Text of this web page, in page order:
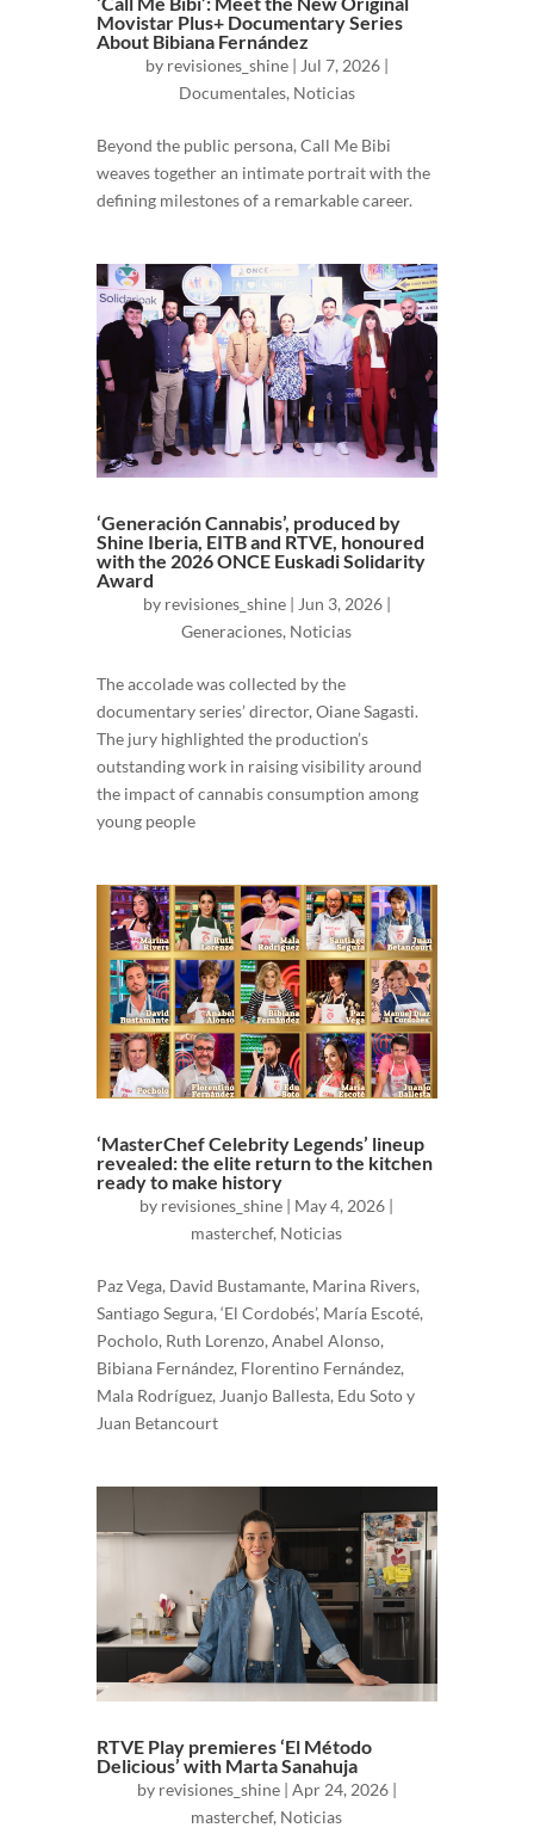
Movistar Plus+ Documentary Series
About Bibiana Fernández
by revisiones_shine| Jul 7, 2026|
Documentales, Noticias
Beyond the public persona, Call Me Bibi
weaves together an intimate portrait with the
defining milestones of a remarkable career.
‘Generación Cannabis’, produced by
Shine Iberia, EITB and RTVE, honoured
with the 2026 ONCE Euskadi Solidarity
Award
by revisiones_shine| Jun 3, 2026|
Generaciones, Noticias
The accolade was collected by the
documentary series’ director, Oiane Sagasti.
The jury highlighted the production’s
outstanding work in raising visibility around
the impact of cannabis consumption among
young people
‘MasterChef Celebrity Legends’ lineup
revealed: the elite return to the kitchen
ready to make history
by revisiones_shine | May 4, 2026 |
masterchef, Noticias
Paz Vega, David Bustamante, Marina Rivers,
Santiago Segura, ‘El Cordobés’, María Escoté,
Pocholo, Ruth Lorenzo, Anabel Alonso,
Bibiana Fernández, Florentino Fernández,
Mala Rodríguez, Juanjo Ballesta, Edu Soto y
Juan Betancourt
RTVE Play premieres ‘El Método
Delicious’ with Marta Sanahuja
by revisiones_shine| Apr 24, 2026|
masterchef, Noticias